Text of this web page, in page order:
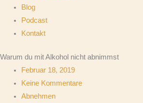
Blog
Podcast
Kontakt
Warum du mit Alkohol nicht abnimmst
Februar 18, 2019
Keine Kommentare
Abnehmen